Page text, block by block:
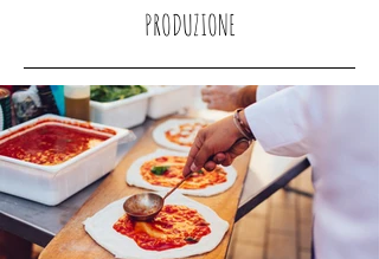
PRODUZIONE